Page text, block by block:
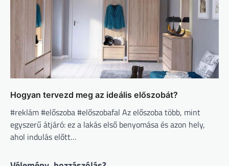
Hogyan tervezd meg az ideális előszobát?
#reklám #előszoba #előszobafal Az előszoba több, mint
egyszerű átjáró: ez a lakás első benyomása és azon hely,
ahol indulás előtt…